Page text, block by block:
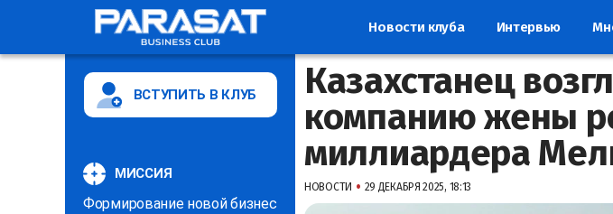
Новости клуба Интервью
ВСТУПИТЬ В КЛУБ
МИССИЯ
Формирование новой бизнес
Казахстанец
компанию жены
миллиардера
НОВОСТИ • 29 ДЕКАБРЯ 2025, 18:13